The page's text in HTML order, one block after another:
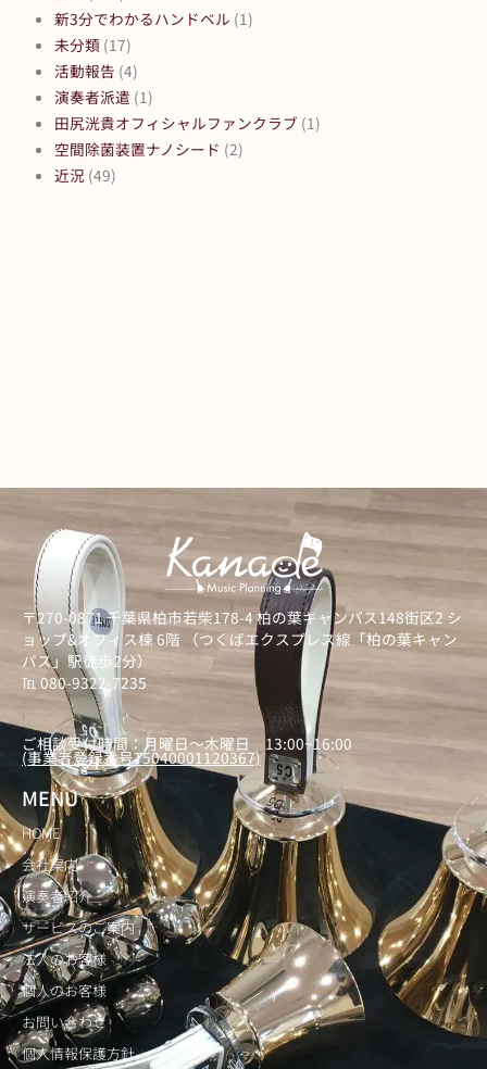
新3分でわかるハンドベル (1)
未分類 (17)
活動報告 (4)
演奏者派遣 (1)
田尻洸貴オフィシャルファンクラブ (1)
空間除菌装置ナノシード (2)
近況 (49)
〒270-0871 千葉県柏市若柴178-4 柏の葉キャンパス148街区2 シ
ョップ&オフィス棟 6階 （つくばエクスプレス線「柏の葉キャン
パス」駅徒歩2分）
℡ 080-9322-7235
）
ご相談受付時間：月曜日～木曜日 13:00~16:00
(事業者登録番号T5040001120367)
MENU
HOME
会社案内
演奏者紹介
サービスのご案内
法人のお客様
個人のお客様
お問い合わせ
個人情報保護方針